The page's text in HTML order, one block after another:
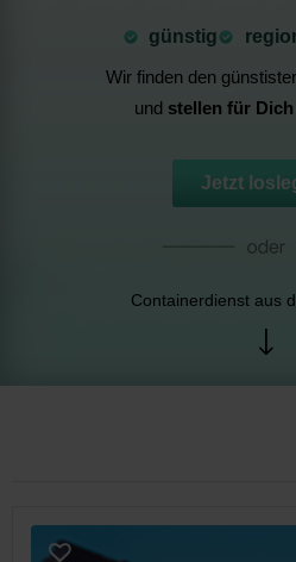
günstig
Wir finden den
und stellen für
Jetzt
Containerdienst aus